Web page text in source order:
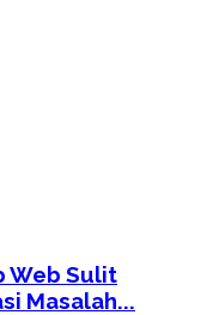
Web Sulit
Masalah...